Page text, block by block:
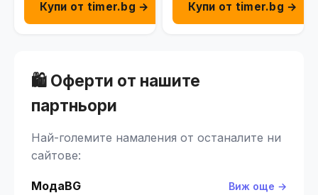
Купи от timer.bg → Купи от timer.bg →
🛍️ Оферти от нашите
партньори
Най-големите намаления от останалите ни
сайтове:
МодаBG Виж още →